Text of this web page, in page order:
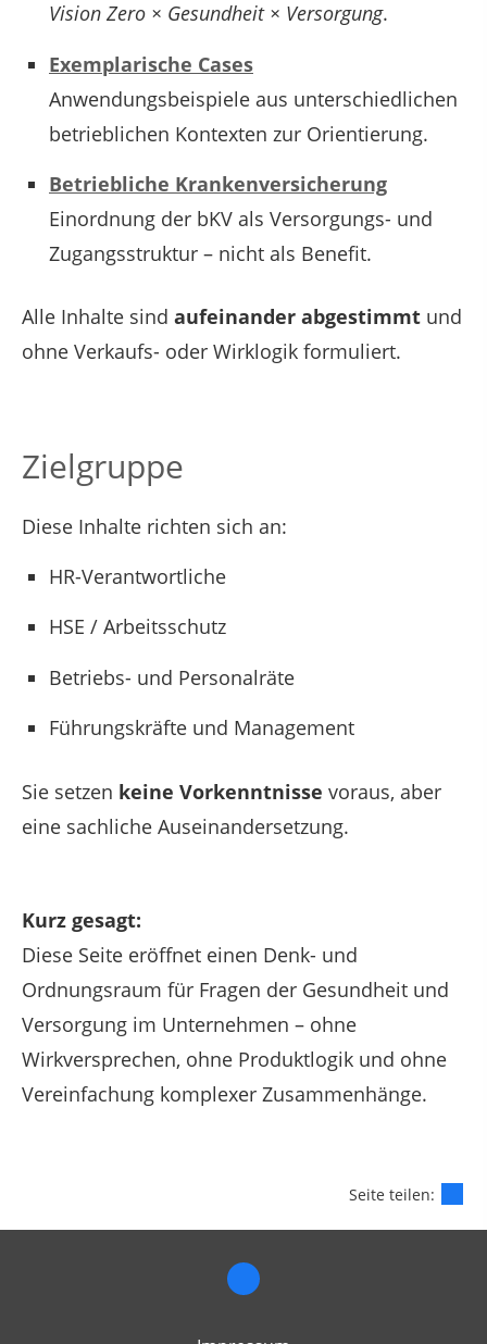
Vision Zero × Gesundheit × Versorgung.
Exemplarische Cases
Anwendungsbeispiele aus unterschiedlichen
betrieblichen Kontexten zur Orientierung.
Betriebliche Krankenversicherung
Einordnung der bKV als Versorgungs- und
Zugangsstruktur – nicht als Benefit.
Alle Inhalte sind aufeinander abgestimmt und
ohne Verkaufs- oder Wirklogik formuliert.
Zielgruppe
Diese Inhalte richten sich an:
HR-Verantwortliche
HSE / Arbeitsschutz
Betriebs- und Personalräte
Führungskräfte und Management
Sie setzen keine Vorkenntnisse voraus, aber
eine sachliche Auseinandersetzung.
Kurz gesagt:
Diese Seite eröffnet einen Denk- und
Ordnungsraum für Fragen der Gesundheit und
Versorgung im Unternehmen – ohne
Wirkversprechen, ohne Produktlogik und ohne
Vereinfachung komplexer Zusammenhänge.
Seite teilen: